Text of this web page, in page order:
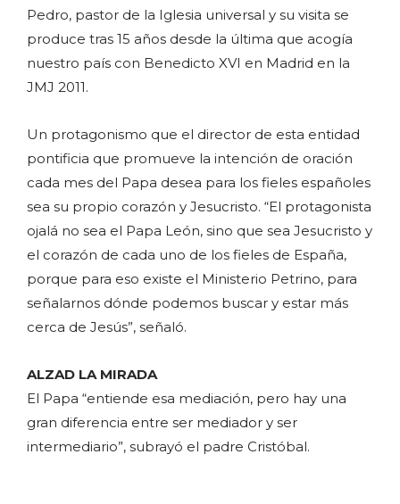
Pedro, pastor de la Iglesia universal y su visita se
produce tras 15 años desde la última que acogía
nuestro país con Benedicto XVI en Madrid en la
JMJ 2011.
Un protagonismo que el director de esta entidad
pontificia que promueve la intención de oración
cada mes del Papa desea para los fieles españoles
sea su propio corazón y Jesucristo. “El protagonista
ojalá no sea el Papa León, sino que sea Jesucristo y
el corazón de cada uno de los fieles de España,
porque para eso existe el Ministerio Petrino, para
señalarnos dónde podemos buscar y estar más
cerca de Jesús”, señaló.
ALZAD LA MIRADA
El Papa “entiende esa mediación, pero hay una
gran diferencia entre ser mediador y ser
intermediario”, subrayó el padre Cristóbal.